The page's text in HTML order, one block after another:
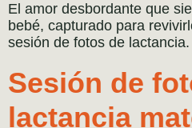
El amor desbordante que
bebé, capturado para
sesión de fotos de lactancia.
Sesión de
lactancia